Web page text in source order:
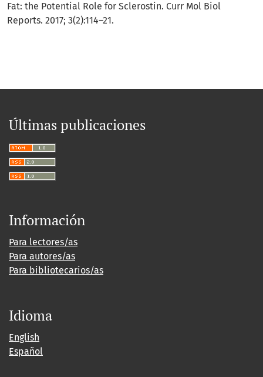
Fat: the Potential Role for Sclerostin. Curr Mol Biol
Reports. 2017; 3(2):114–21.
Últimas publicaciones
Información
Para lectores/as
Para autores/as
Para bibliotecarios/as
Idioma
English
Español